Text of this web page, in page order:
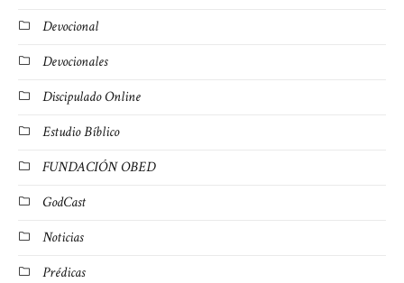
Devocional
Devocionales
Discipulado Online
Estudio Bíblico
FUNDACIÓN OBED
GodCast
Noticias
Prédicas